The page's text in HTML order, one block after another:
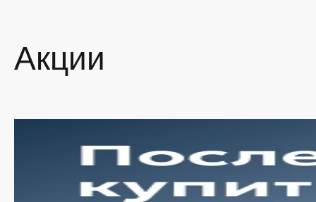
Акции